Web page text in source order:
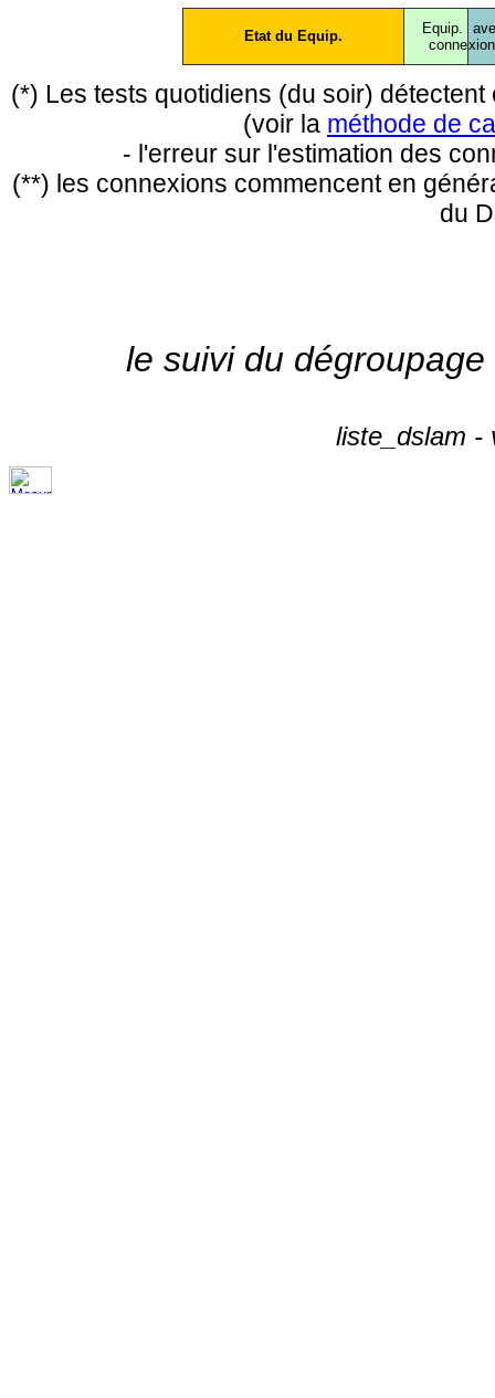
Etat du Equip.
Equip.
conne
(*) Les tests quotidiens (du soir)
(voir la méthode de
- l'erreur sur l'estimation des
(**) les connexions commencent en
du
le suivi du
liste_dslam -